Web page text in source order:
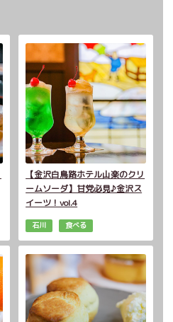
【金沢白鳥路ホテル山楽のクリ
ームソーダ】甘党必見♪金沢ス
イーツ！vol.4
石川 食べる